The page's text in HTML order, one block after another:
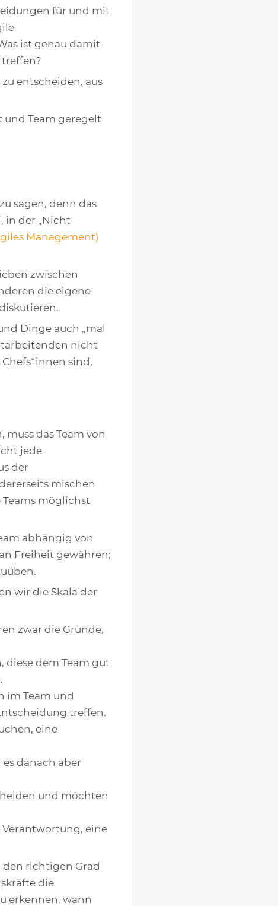
für und mit
ist genau damit
entscheiden, aus
Team geregelt
sagen, denn das
in der „Nicht-
Management)
zwischen
die eigene
Dinge auch „mal
nicht
sind,
das Team von
jede
der
mischen
möglichst
abhängig von
Freiheit gewähren;
wir die Skala der
zwar die Gründe,
diese dem Team gut
im Team und
treffen.
eine
danach aber
und möchten
Verantwortung, eine
den richtigen Grad
die
erkennen, wann